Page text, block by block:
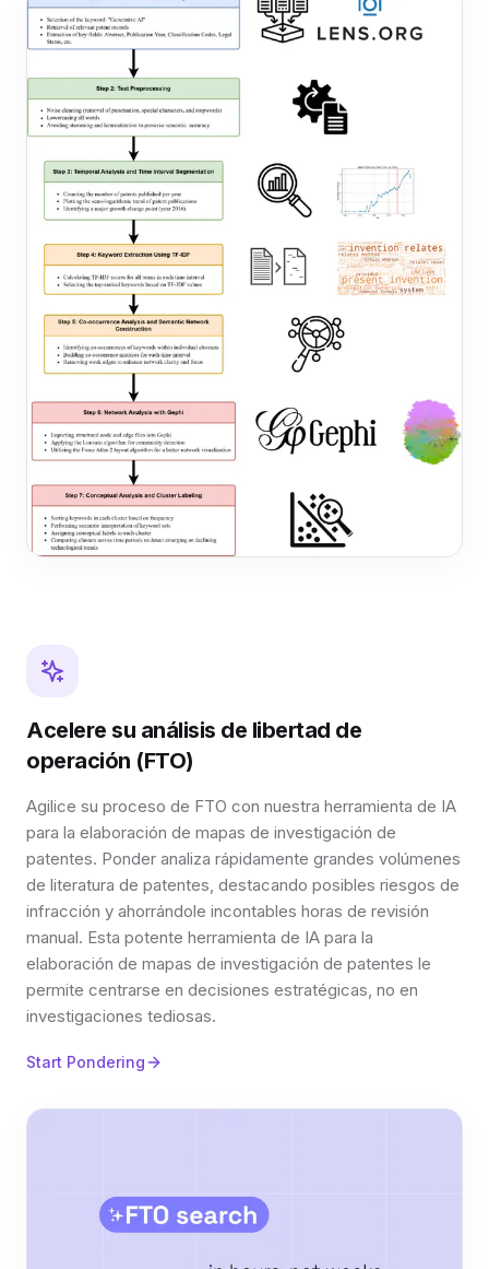
Acelere su análisis de libertad de
operación (FTO)
Agilice su proceso de FTO con nuestra herramienta de IA
para la elaboración de mapas de investigación de
patentes. Ponder analiza rápidamente grandes volúmenes
de literatura de patentes, destacando posibles riesgos de
infracción y ahorrándole incontables horas de revisión
manual. Esta potente herramienta de IA para la
elaboración de mapas de investigación de patentes le
permite centrarse en decisiones estratégicas, no en
investigaciones tediosas.
Start Pondering